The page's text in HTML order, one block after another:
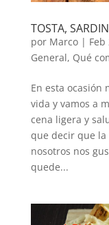
TOSTA,
por Marco| Feb
General, Qué
En esta ocasión
vida y vamos a
cena ligera y
que decir que
nosotros nos
quede...